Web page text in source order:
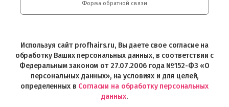
и
Интернет-
Telegram
Форма обратной связи
Используя сайт profhairs.ru, Вы даете свое согласие на
обработку Ваших персональных данных, в соответствии с
Федеральным законом от 27.07.2006 года №152-ФЗ «О
персональных данных», на условиях и для целей,
определенных в Согласии на обработку персональных
данных.